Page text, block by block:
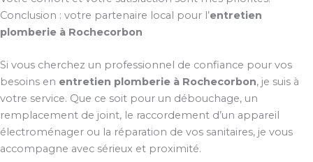
Conclusion : votre partenaire local pour l’entretien
plomberie à Rochecorbon
Si vous cherchez un professionnel de confiance pour vos
besoins en entretien plomberie à Rochecorbon, je suis à
votre service. Que ce soit pour un débouchage, un
remplacement de joint, le raccordement d’un appareil
électroménager ou la réparation de vos sanitaires, je vous
accompagne avec sérieux et proximité.